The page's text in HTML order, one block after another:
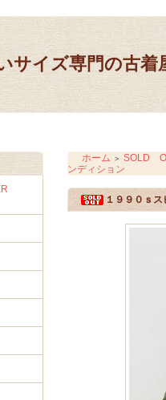
サイズ専門の古
ホーム ＞ SOLD
ンディション
１９９０ｓ